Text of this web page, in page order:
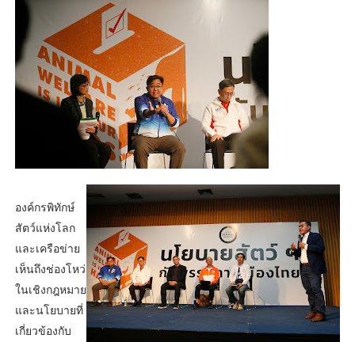
องค์กรพิทักษ์
สัตว์แห่งโลก
และเครือข่าย
เห็นถึงช่องโหว่
ในเชิงกฎหมาย
และนโยบายที่
เกี่ยวข้องกับ